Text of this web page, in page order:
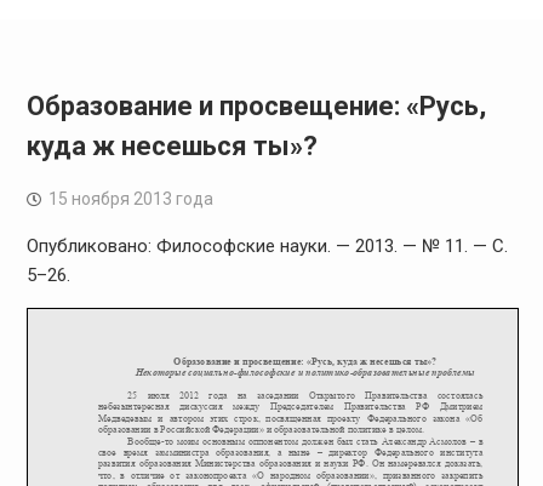
Образование и просвещение: «Русь,
куда ж несешься ты»?
15 ноября 2013 года
Опубликовано: Философские науки. — 2013. — № 11. — С.
5–26.